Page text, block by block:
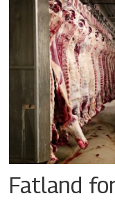
Fatland